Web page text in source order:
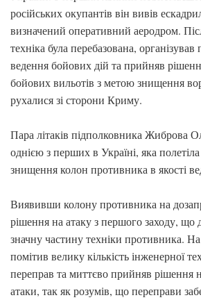
російських окупантів він вивів
визначений оперативний аеродром.
техніка була перебазована, організував
ведення бойових дій та прийняв
бойових вильотів з метою знищення
рухалися зі сторони Криму.
Пара літаків підполковника Жиброва
однією з перших в Україні, яка
знищення колон противника в якості
Виявивши колону противника на
рішення на атаку з першого заходу, що
значну частину техніки противника. На
помітив велику кількість інженерної
переправ та миттєво прийняв рішення
атаки, так як розумів, що переправи